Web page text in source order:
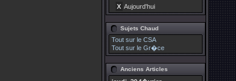
X Aujourd'hui
Sujets Chaud
Tout sur le CSA
Tout sur le Gr�ce
Anciens Articles